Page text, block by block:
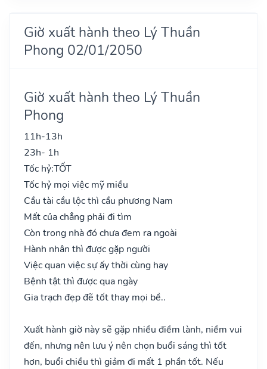
Giờ xuất hành theo Lý Thuần
Phong 02/01/2050
Giờ xuất hành theo Lý Thuần
Phong
11h-13h
23h- 1h
Tốc hỷ:TỐT
Tốc hỷ mọi việc mỹ miều
Cầu tài cầu lộc thì cầu phương Nam
Mất của chẳng phải đi tìm
Còn trong nhà đó chưa đem ra ngoài
Hành nhân thì được gặp người
Việc quan việc sự ấy thời cùng hay
Bệnh tật thì được qua ngày
Gia trạch đẹp đẽ tốt thay mọi bề..
Xuất hành giờ này sẽ gặp nhiều điềm lành, niềm vui
đến, nhưng nên lưu ý nên chọn buổi sáng thì tốt
hơn, buổi chiều thì giảm đi mất 1 phần tốt. Nếu